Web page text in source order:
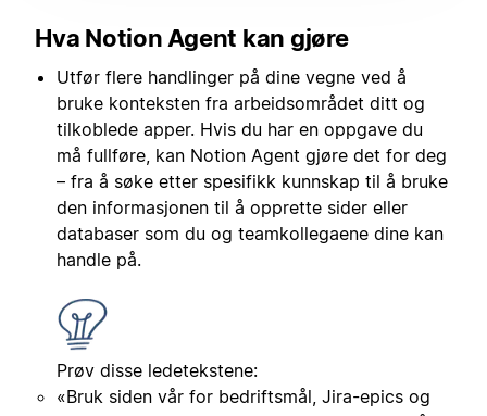
Hva Notion Agent kan gjøre
Utfør flere handlinger på dine vegne ved å
bruke konteksten fra arbeidsområdet ditt og
tilkoblede apper. Hvis du har en oppgave du
må fullføre, kan Notion Agent gjøre det for deg
– fra å søke etter spesifikk kunnskap til å bruke
den informasjonen til å opprette sider eller
databaser som du og teamkollegaene dine kan
handle på.
Prøv disse ledetekstene:
«Bruk siden vår for bedriftsmål, Jira-epics og